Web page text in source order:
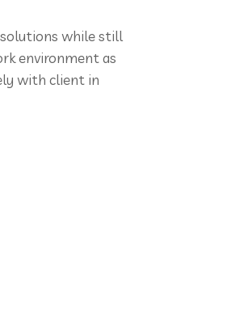
while still
environment as
with client in